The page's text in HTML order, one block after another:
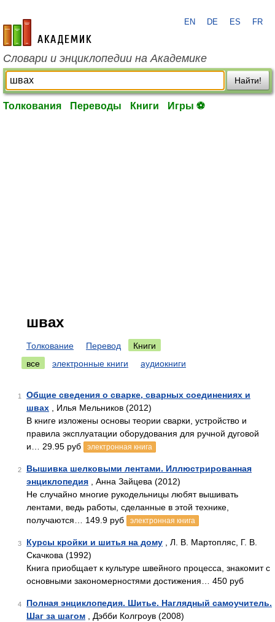
academic.ru
EN DE ES FR
Словари и энциклопедии на Академике
Найти!
Толкования Переводы Книги Игры ⚽
швах
Толкование Перевод
Книги
все
электронные книги аудиокниги
1
Общие сведения о сварке, сварных соединениях и
швах , Илья Мельников (2012)
В книге изложены основы теории сварки, устройство и
правила эксплуатации оборудования для ручной дуговой
и… 29.95 руб
электронная книга
2
Вышивка шелковыми лентами. Иллюстрированная
энциклопедия , Анна Зайцева (2012)
Не случайно многие рукодельницы любят вышивать
лентами, ведь работы, сделанные в этой технике,
получаются… 149.9 руб
электронная книга
3 Курсы кройки и шитья на дому , Л. В. Мартопляс, Г. В.
Скачкова (1992)
Книга приобщает к культуре швейного процесса, знакомит с
основными закономерностями достижения… 450 руб
4
Полная энциклопедия. Шитье. Наглядный самоучитель.
Шаг за шагом , Дэбби Колгроув (2008)